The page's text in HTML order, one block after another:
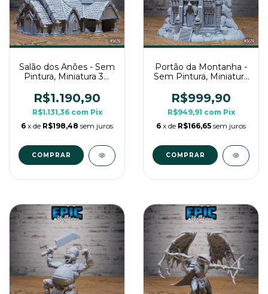
Salão dos Anões - Sem
Pintura, Miniatura 3D
Mesa
R$1.190,90
R$1.131,36 com Pix
6 x de R$198,48 sem juros
Portão da Montanha -
Sem Pintura, Miniatura
de Mesa
R$999,90
R$949,91 com Pix
6 x de R$166,65 sem juros